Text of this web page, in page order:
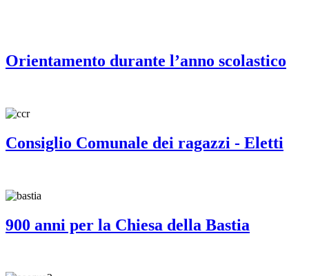
Orientamento durante l’anno scolastico
Consiglio Comunale dei ragazzi - Eletti
900 anni per la Chiesa della Bastia